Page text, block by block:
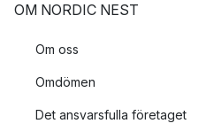
OM NORDIC NEST
Om oss
Omdömen
Det ansvarsfulla företaget